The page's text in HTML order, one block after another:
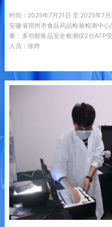
时间：2025年7月21日 至 2025年7
安徽省宿州市食品药品检验检测中
量：多功能食品安全检测仪2台ATP
人员：张烨